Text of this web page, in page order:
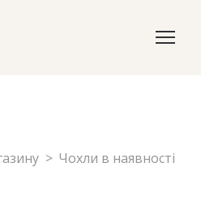
Чохли в наявності